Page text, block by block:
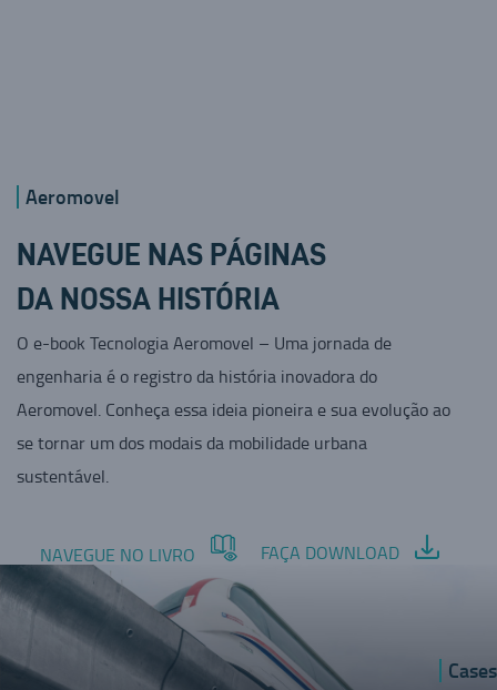
Aeromovel
NAVEGUE NAS PÁGINAS
DA NOSSA HISTÓRIA
O e-book Tecnologia Aeromovel – Uma jornada de
engenharia é o registro da história inovadora do
Aeromovel. Conheça essa ideia pioneira e sua evolução ao
se tornar um dos modais da mobilidade urbana
sustentável.
NAVEGUE NO LIVRO FAÇA DOWNLOAD
Cases